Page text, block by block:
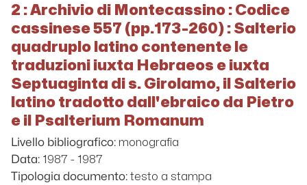
2 : Archivio di Montecassino : Codice
cassinese 557 (pp.173-260) : Salterio
quadruplo latino contenente le
traduzioni iuxta Hebraeos e iuxta
Septuaginta di s. Girolamo, il Salterio
latino tradotto dall'ebraico da Pietro
e il Psalterium Romanum
Livello bibliografico: monografia
Data: 1987 - 1987
Tipologia documento: testo a stampa